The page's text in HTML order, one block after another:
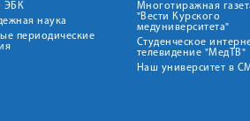
ЭБК
наука
периодические
Многотиражная
"Вести Курского
медуниверситета"
Студенческое
телевидение "МедТВ"
Наш университет в